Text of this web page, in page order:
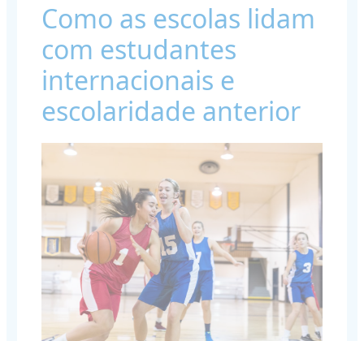
Como as escolas lidam
com estudantes
internacionais e
escolaridade anterior